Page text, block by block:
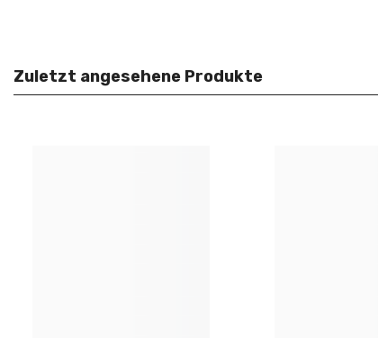
Zuletzt angesehene Produkte